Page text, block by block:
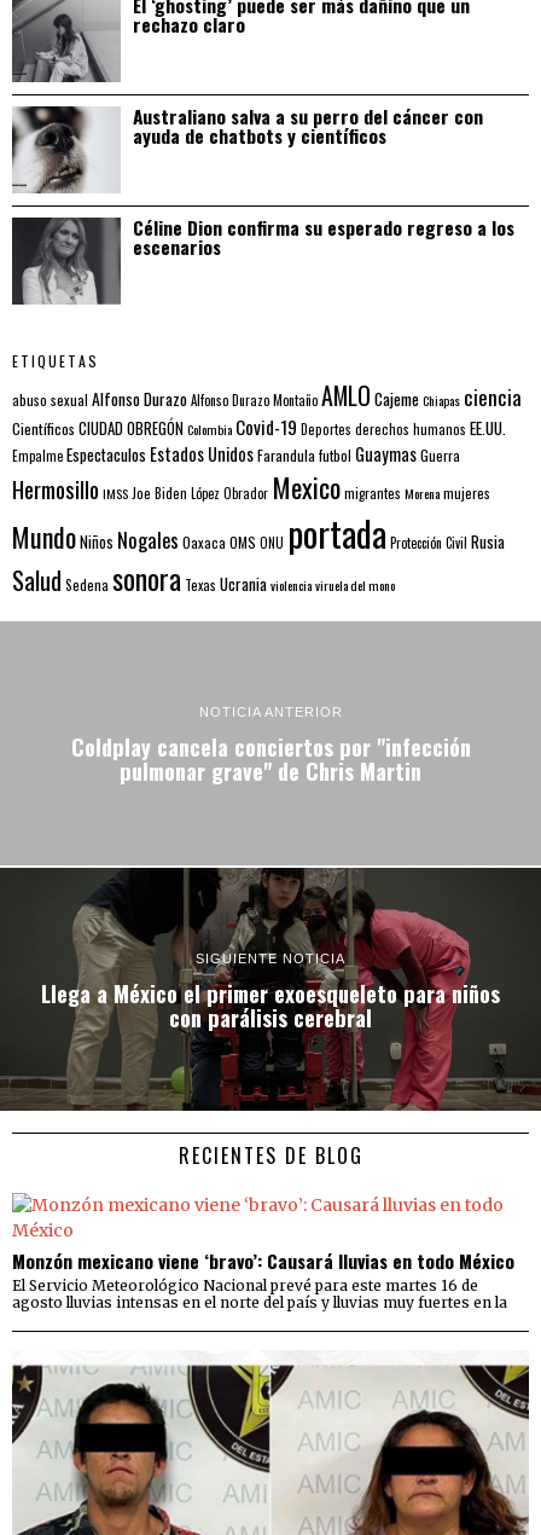
rechazo claro
Australiano salva a su perro del cáncer con
ayuda de chatbots y científicos
Céline Dion confirma su esperado regreso a los
escenarios
ETIQUETAS
abuso sexual Alfonso DurazoAlfonso Durazo MontañoAMLO CajemeChiapas ciencia
Científicos CIUDAD OBREGÓNColombia Covid-19 Deportes derechos humanos EE.UU.
EmpalmeEspectaculos Estados UnidosFarandulafutbol GuaymasGuerra
Hermosillo IMSS Joe Biden López Obrador Mexicomigrantes Morenamujeres
MundoNiños Nogales Oaxaca OMS ONU portada Protección Civil Rusia
Salud Sedena sonora Texas Ucraniaviolenciaviruela del mono
NOTICIA ANTERIOR
Coldplay cancela conciertos por "infección
pulmonar grave" de Chris Martin
SIGUIENTE NOTICIA
Llega a México el primer exoesqueleto para niños
con parálisis cerebral
RECIENTES DE BLOG
Monzón mexicano viene ‘bravo’: Causará lluvias en todo México
El Servicio Meteorológico Nacional prevé para este martes 16 de
agosto lluvias intensas en el norte del país y lluvias muy fuertes en la